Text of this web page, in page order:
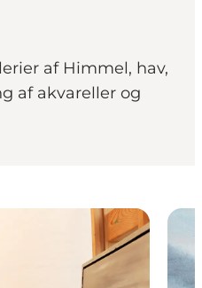
af Himmel, hav,
af akvareller og